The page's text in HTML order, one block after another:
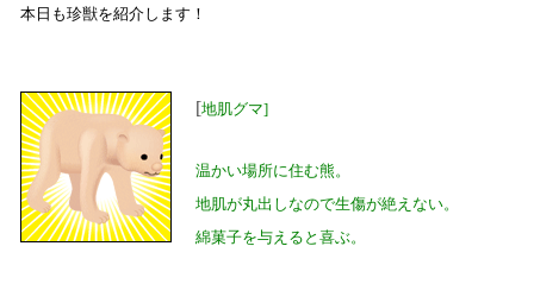
本日も珍獣を紹介します！
[地肌グマ]
温かい場所に住む熊。
地肌が丸出しなので生傷が絶えない。
綿菓子を与えると喜ぶ。